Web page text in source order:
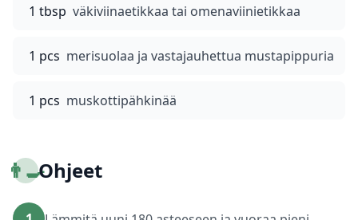
1 tbsp väkiviinaetikkaa tai omenaviinietikkaa
1 pcs merisuolaa ja vastajauhettua mustapippuria
1 pcs muskottipähkinää
👨‍🍳Ohjeet